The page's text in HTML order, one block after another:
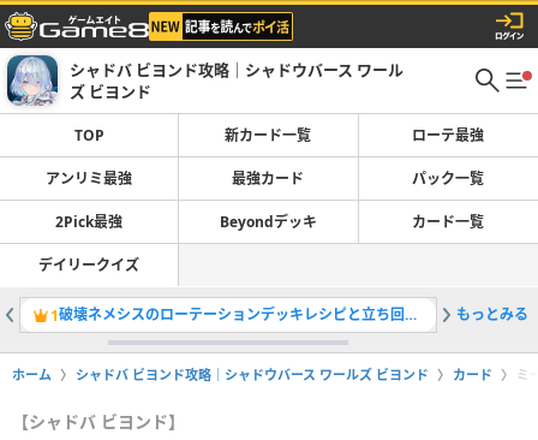
シャドバ ビヨンド攻略｜シャドウバース ワール
ズ ビヨンド
TOP 新カード一覧 ローテ最強
アンリミ最強 最強カード パック一覧
2Pick最強 Beyondデッキ カード一覧
デイリークイズ
1 破壊ネメシスのローテーションデッキレシピと立ち回り・対策 2コラボ
もっとみる
ホーム シャドバ ビヨンド攻略｜シャドウバース ワールズ ビヨンド カード ミ
【シャドバ ビヨンド】